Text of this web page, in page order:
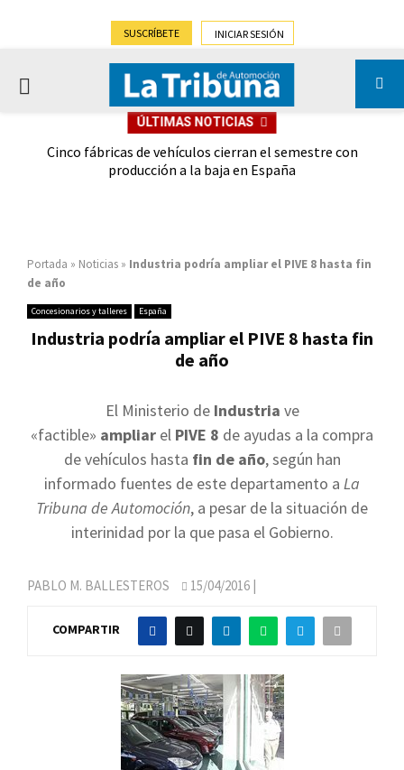
SUSCRÍBETE INICIAR SESIÓN
PRIMARY
ÚLTIMAS NOTICIAS
Cinco fábricas de vehículos cierran el semestre con
producción a la baja en España
Portada » Noticias » Industria podría ampliar el PIVE 8 hasta fin
de año
Concesionarios y talleres España
Industria podría ampliar el PIVE 8 hasta fin
de año
El Ministerio deIndustria ve
«factible» ampliar el PIVE 8 de ayudas a la compra
de vehículos hasta fin de año, según han
informado fuentes de este departamento a La
Tribuna de Automoción, a pesar de la situación de
interinidad por la que pasa el Gobierno.
PABLO M. BALLESTEROS 15/04/2016 |
COMPARTIR